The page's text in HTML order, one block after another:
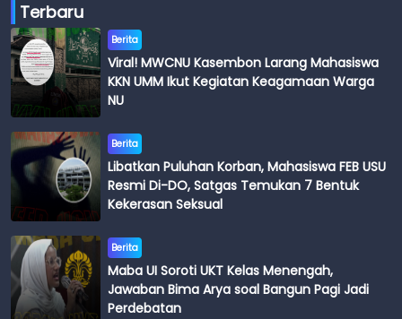
Terbaru
Berita
Viral! MWCNU Kasembon Larang Mahasiswa
KKN UMM Ikut Kegiatan Keagamaan Warga
NU
Berita
Libatkan Puluhan Korban, Mahasiswa FEB USU
Resmi Di-DO, Satgas Temukan 7 Bentuk
Kekerasan Seksual
Berita
Maba UI Soroti UKT Kelas Menengah,
Jawaban Bima Arya soal Bangun Pagi Jadi
Perdebatan